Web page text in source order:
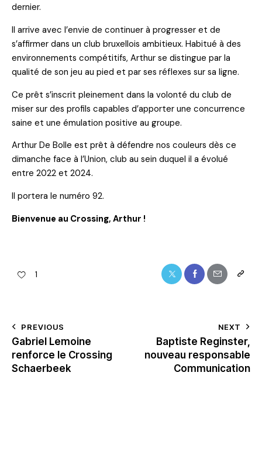
dernier.
Il arrive avec l’envie de continuer à progresser et de
s’affirmer dans un club bruxellois ambitieux. Habitué à des
environnements compétitifs, Arthur se distingue par la
qualité de son jeu au pied et par ses réflexes sur sa ligne.
Ce prêt s’inscrit pleinement dans la volonté du club de
miser sur des profils capables d’apporter une concurrence
saine et une émulation positive au groupe.
Arthur De Bolle est prêt à défendre nos couleurs dès ce
dimanche face à l’Union, club au sein duquel il a évolué
entre 2022 et 2024.
Il portera le numéro 92.
Bienvenue au Crossing, Arthur !
1
PREVIOUS
Gabriel Lemoine
renforce le Crossing
Schaerbeek
NEXT
Baptiste Reginster,
nouveau responsable
Communication